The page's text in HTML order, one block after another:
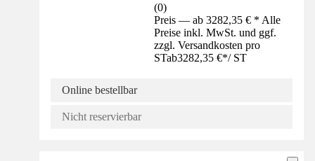
(0)
Preis — ab 3282,35 € * Alle
Preise inkl. MwSt. und ggf.
zzgl. Versandkosten pro
STab3282,35 €*/ ST
Online bestellbar
Nicht reservierbar